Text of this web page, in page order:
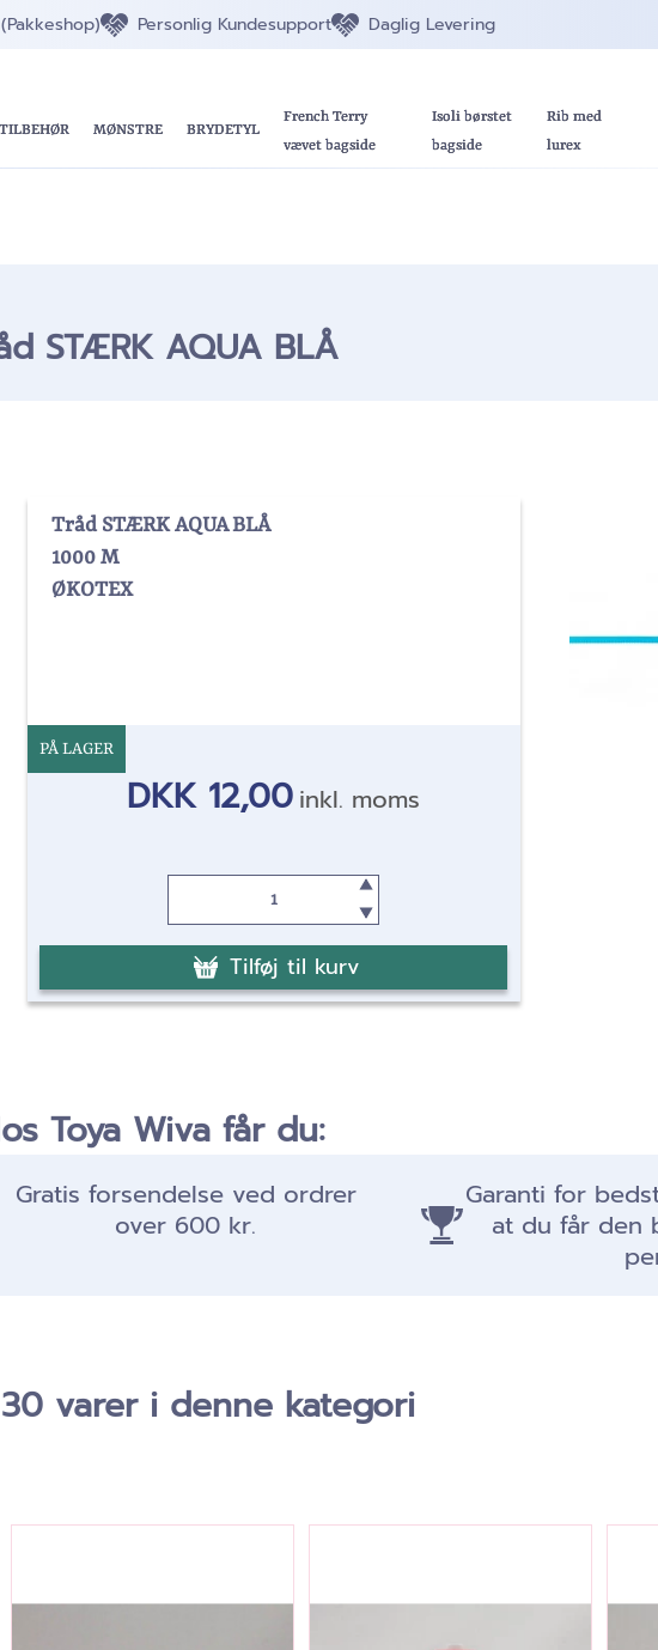
Personlig Kundesupport Daglig Levering
TILBEHØR MØNSTRE BRYDETYL
French Terry
vævet bagside
Isoli børstet
bagside
Rib med
lurex
STÆRK AQUA BLÅ
Tråd STÆRK AQUA BLÅ
1000 M
ØKOTEX
PÅ LAGER
DKK 12,00 inkl. moms
Tilføj til kurv
Toya Wiva får du:
Gratis forsendelse ved ordrer
over 600 kr.
Garanti for
at du får den
varer i denne kategori